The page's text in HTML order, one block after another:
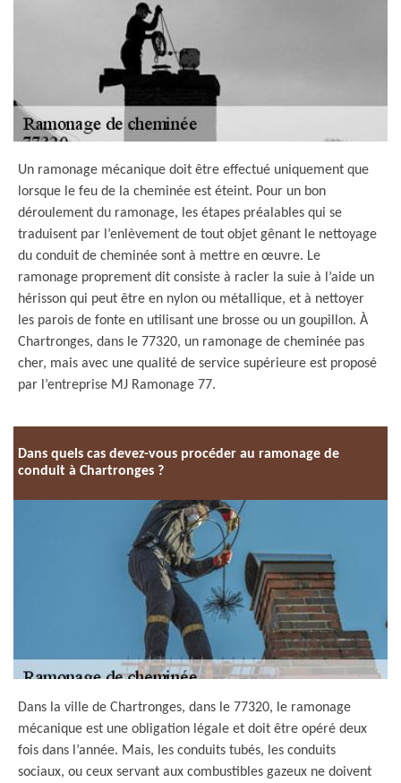
Un ramonage mécanique doit être effectué uniquement que
lorsque le feu de la cheminée est éteint. Pour un bon
déroulement du ramonage, les étapes préalables qui se
traduisent par l’enlèvement de tout objet gênant le nettoyage
du conduit de cheminée sont à mettre en œuvre. Le
ramonage proprement dit consiste à racler la suie à l’aide un
hérisson qui peut être en nylon ou métallique, et à nettoyer
les parois de fonte en utilisant une brosse ou un goupillon. À
Chartronges, dans le 77320, un ramonage de cheminée pas
cher, mais avec une qualité de service supérieure est proposé
par l’entreprise MJ Ramonage 77.
Dans quels cas devez-vous procéder au ramonage de
conduit à Chartronges ?
Dans la ville de Chartronges, dans le 77320, le ramonage
mécanique est une obligation légale et doit être opéré deux
fois dans l’année. Mais, les conduits tubés, les conduits
sociaux, ou ceux servant aux combustibles gazeux ne doivent